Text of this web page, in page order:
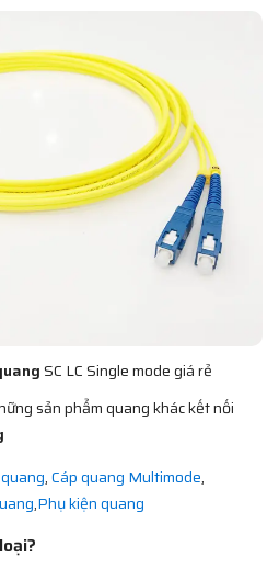
SC LC Single mode giá rẻ
sản phẩm quang khác kết nối
,Cáp quang Multimode,
,Phụ kiện quang